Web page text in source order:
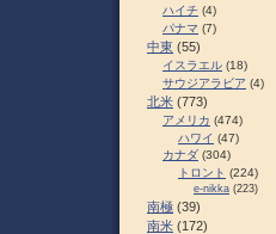
ハイチ (4)
パナマ (7)
中東 (55)
イスラエル (18)
サウジアラビア (4)
北米 (773)
アメリカ (474)
ハワイ (47)
カナダ (304)
トロント (224)
e-nikka (223)
南極 (39)
南米 (172)